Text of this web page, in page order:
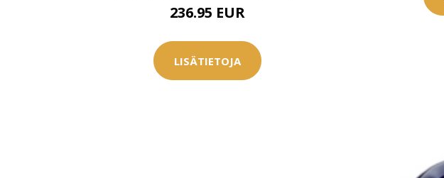
236.95 EUR
LISÄTIETOJA